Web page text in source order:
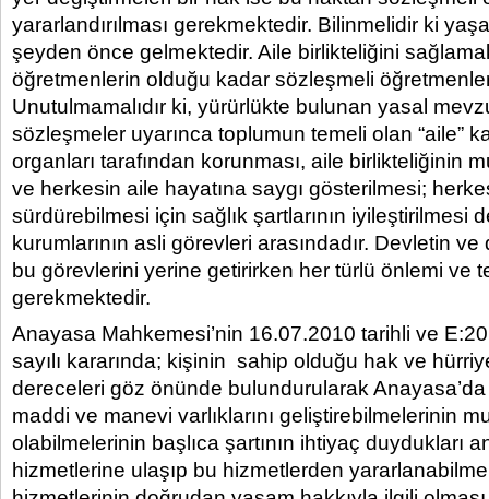
yararlandırılması gerekmektedir. Bilinmelidir ki
şeyden önce gelmektedir. Aile birlikteliğini
öğretmenlerin olduğu kadar sözleşmeli
Unutulmamalıdır ki, yürürlükte bulunan yasal
sözleşmeler uyarınca toplumun temeli olan “aile”
organları tarafından korunması, aile birlikteliğinin
ve herkesin aile hayatına saygı gösterilmesi;
sürdürebilmesi için sağlık şartlarının iyileştirilmesi
kurumlarının asli görevleri arasındadır. Devletin ve
bu görevlerini yerine getirirken her türlü önlemi ve
gerekmektedir.
Anayasa Mahkemesi’nin 16.07.2010 tarihli ve
sayılı kararında; kişinin sahip olduğu hak ve
dereceleri göz önünde bulundurularak Anayasa’da
maddi ve manevi varlıklarını geliştirebilmelerinin
olabilmelerinin başlıca şartının ihtiyaç duydukları
hizmetlerine ulaşıp bu hizmetlerden